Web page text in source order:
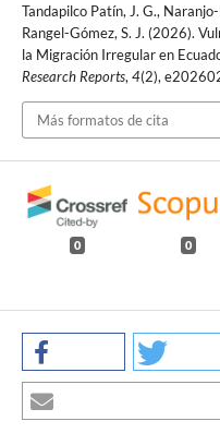
Tandapilco Patín, J. G.,
Rangel-Gómez, S. J. (2026).
la Migración Irregular en
Research Reports, 4(2),
Más formatos de cita
0 0